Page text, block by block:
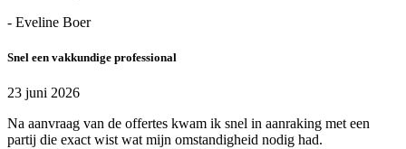
- Eveline Boer
Snel een vakkundige professional
23 juni 2026
Na aanvraag van de offertes kwam ik snel in aanraking met een
partij die exact wist wat mijn omstandigheid nodig had.